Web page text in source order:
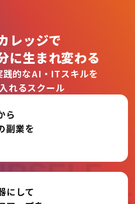
レッジで
に生まれ変わる
践的なAI・ITスキルを
れるスクール
ら
副業を
にして